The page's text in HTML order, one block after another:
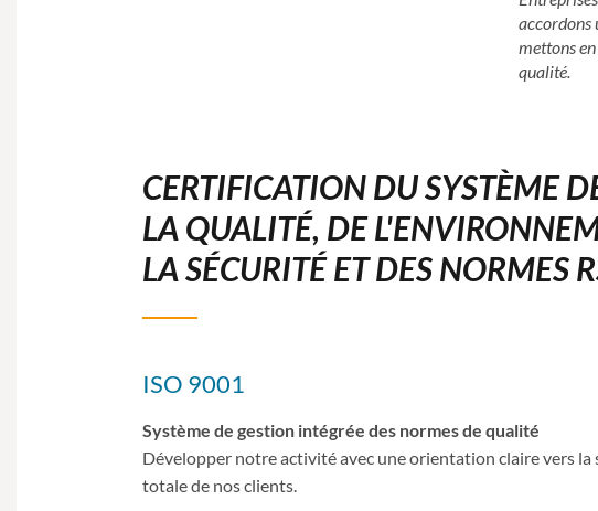
accordons
mettons
qualité.
CERTIFICATION DU SYSTÈME
LA QUALITÉ, DE
LA SÉCURITÉ ET DES NORMES
ISO 9001
Système de gestion intégrée des normes de qualité
Développer notre activité avec une orientation claire vers la
totale de nos clients.